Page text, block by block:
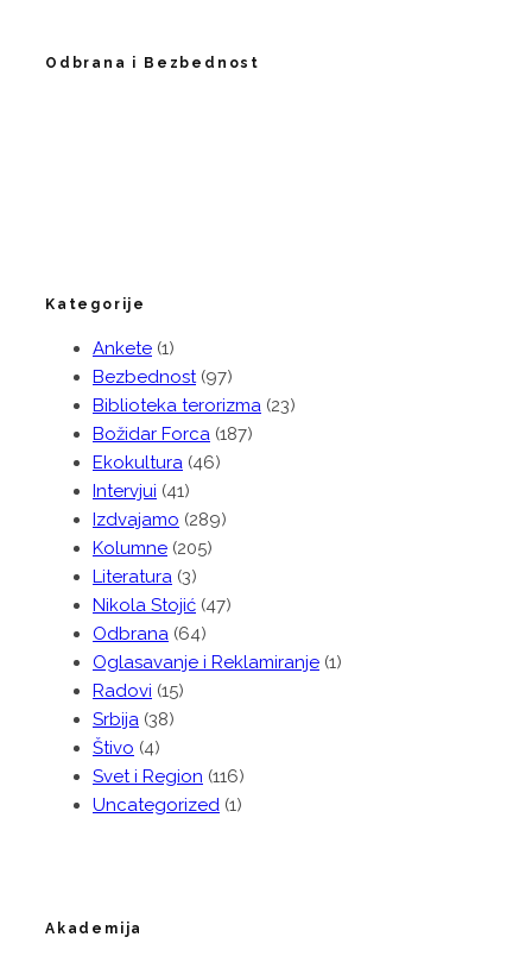
Odbrana i Bezbednost
Kategorije
Ankete (1)
Bezbednost(97)
Biblioteka terorizma (23)
Božidar Forca (187)
Ekokultura (46)
Intervjui (41)
Izdvajamo (289)
Kolumne (205)
Literatura (3)
Nikola Stojić (47)
Odbrana (64)
Oglasavanje i Reklamiranje (1)
Radovi (15)
Srbija (38)
Štivo (4)
Svet i Region (116)
Uncategorized (1)
Akademija